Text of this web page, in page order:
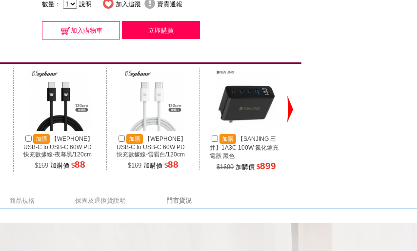
數量： 說明 加入追蹤 賣貴通報
加入購物車 立即購買
加購
【WEPHONE】
USB-C to USB-C 60W PD
快充數據線-夜幕黑/120cm
$169 加購價 $88
加購
【WEPHONE】
USB-C to USB-C 60W PD
快充數據線-雪霜白/120cm
$169 加購價 $88
加購
【SANJING 三
井】1A3C 100W 氮化鎵充
電器 黑色
$1699 加購價 $899
商品規格 保固及退換貨說明 門市貨況